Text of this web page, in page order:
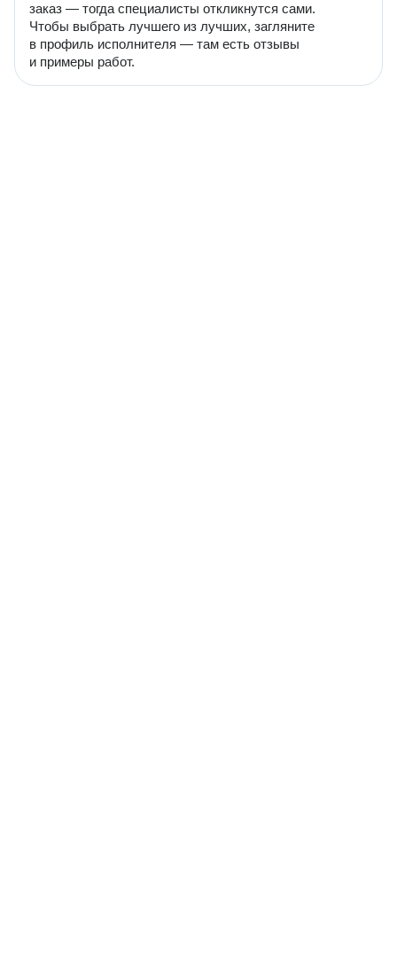
заказ — тогда специалисты откликнутся сами.
Чтобы выбрать лучшего из лучших, загляните
в профиль исполнителя — там есть отзывы
и примеры работ.